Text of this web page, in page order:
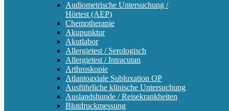
Audiometrische Untersuchung /
Hörtest (AEP)
Chemotherapie
Akupunktur
Akutlabor
Allergietest / Serologisch
Allergietest / Intracutan
Arthroskopie
Atlantoaxiale Subluxation OP
Ausführliche klinische Untersuchung
Auslandshunde / Reisekrankheiten
Blutdruckmessung